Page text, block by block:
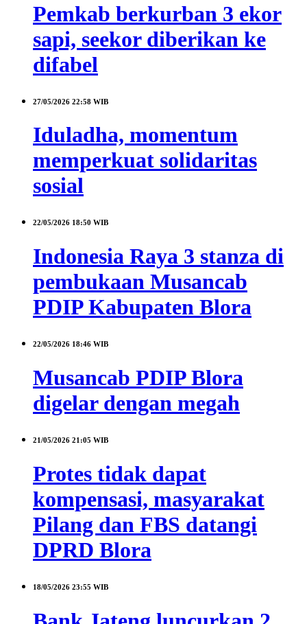
Pemkab berkurban 3 ekor
sapi, seekor diberikan ke
difabel
27/05/2026 22:58 WIB
Iduladha, momentum
memperkuat solidaritas
sosial
22/05/2026 18:50 WIB
Indonesia Raya 3 stanza di
pembukaan Musancab
PDIP Kabupaten Blora
22/05/2026 18:46 WIB
Musancab PDIP Blora
digelar dengan megah
21/05/2026 21:05 WIB
Protes tidak dapat
kompensasi, masyarakat
Pilang dan FBS datangi
DPRD Blora
18/05/2026 23:55 WIB